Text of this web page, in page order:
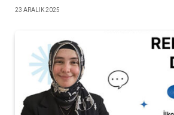
23 ARALIK 2025